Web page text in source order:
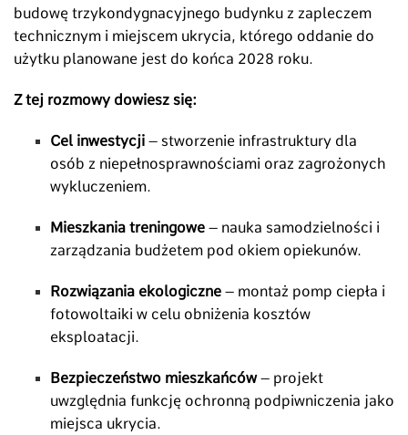
budowę trzykondygnacyjnego budynku z zapleczem
technicznym i miejscem ukrycia, którego oddanie do
użytku planowane jest do końca 2028 roku.
Z tej rozmowy dowiesz się:
Cel inwestycji – stworzenie infrastruktury dla
osób z niepełnosprawnościami oraz zagrożonych
wykluczeniem.
Mieszkania treningowe – nauka samodzielności i
zarządzania budżetem pod okiem opiekunów.
Rozwiązania ekologiczne – montaż pomp ciepła i
fotowoltaiki w celu obniżenia kosztów
eksploatacji.
Bezpieczeństwo mieszkańców– projekt
uwzględnia funkcję ochronną podpiwniczenia jako
miejsca ukrycia.